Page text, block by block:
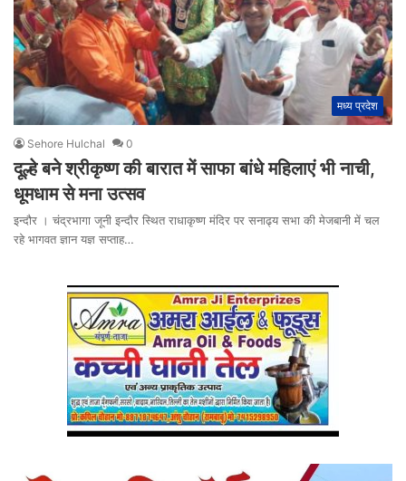
मध्य प्रदेश
Sehore Hulchal 0
दूल्हे बने श्रीकृष्ण की बारात में साफा बांधे महिलाएं भी नाची,
धूमधाम से मना उत्सव
इन्दौर । चंद्रभागा जूनी इन्दौर स्थित राधाकृष्ण मंदिर पर सनाढ्य सभा की मेजबानी में चल
रहे भागवत ज्ञान यज्ञ सप्ताह…